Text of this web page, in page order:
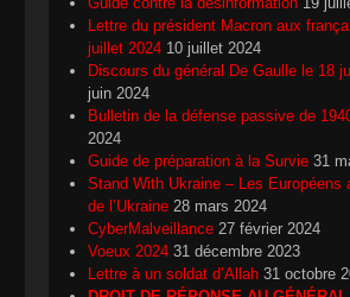
Lettre du président Macron aux
juillet 2024 10 juillet 2024
Discours du général De Gaulle le 18
juin 2024
Bulletin de la défense passive de
2024
Guide de préparation à la Survie 31
Stand With Ukraine – Les Européens
de l’Ukraine 28 mars 2024
CyberMalveillance 27 février 2024
Voeux 2024 31 décembre 2023
Lettre à un soldat d’Allah 31 octobre